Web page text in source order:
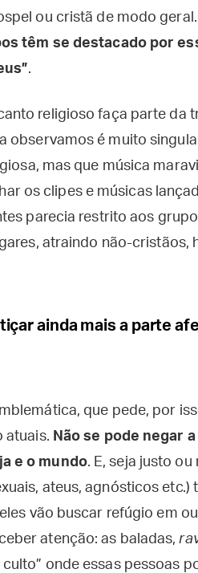
ou cristã de modo
têm se destacado por
.
religioso faça parte da
é muito
mas que música
os clipes e músicas
parecia restrito aos
atraindo não-cristãos,
ainda mais a parte
que pede, por
atuais. Não se pode negar
e o mundo. E, seja justo
ateus, agnósticos etc.)
vão buscar refúgio em
atenção: as baladas,
onde essas pessoas